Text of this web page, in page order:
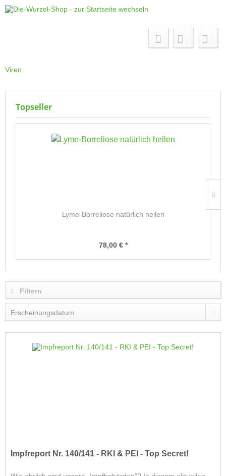
Viren
Topseller
Lyme-Borreliose natürlich heilen
78,00 € *
Filtern
Impfreport Nr. 140/141 - RKI & PEI - Top Secret!